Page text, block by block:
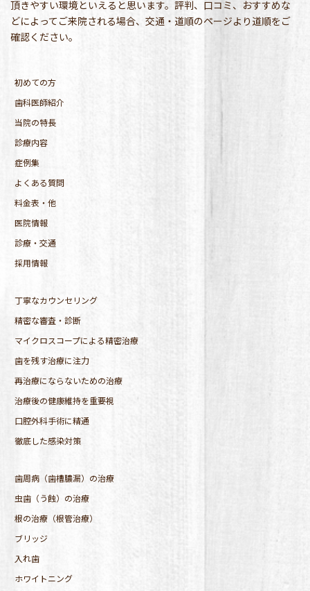
頂きやすい環境といえると思います。評判、口コミ、おすすめな
どによってご来院される場合、交通・道順のページより道順をご
確認ください。
初めての方
歯科医師紹介
当院の特長
診療内容
症例集
よくある質問
料金表・他
医院情報
診療・交通
採用情報
丁寧なカウンセリング
精密な審査・診断
マイクロスコープによる精密治療
歯を残す治療に注力
再治療にならないための治療
治療後の健康維持を重要視
口腔外科手術に精通
徹底した感染対策
歯周病（歯槽膿漏）の治療
虫歯（う蝕）の治療
根の治療（根管治療）
ブリッジ
入れ歯
ホワイトニング